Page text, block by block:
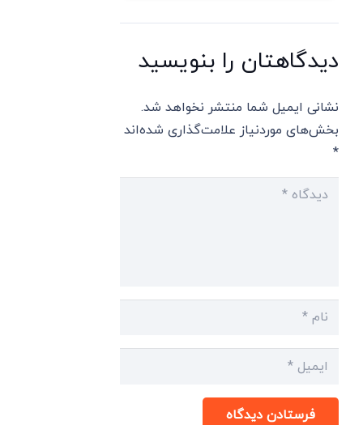
دیدگاهتان را بنویسید
نشانی ایمیل شما منتشر نخواهد شد.
بخش‌های موردنیاز علامت‌گذاری شده‌اند
*
فرستادن دیدگاه